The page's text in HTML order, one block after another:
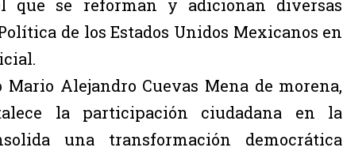
que se reforman y adicionan diversas
de los Estados Unidos Mexicanos en
Alejandro Cuevas Mena de morena,
la participación ciudadana en la
una transformación democrática